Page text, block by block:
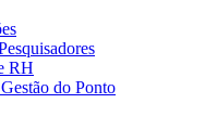
RH
do Ponto